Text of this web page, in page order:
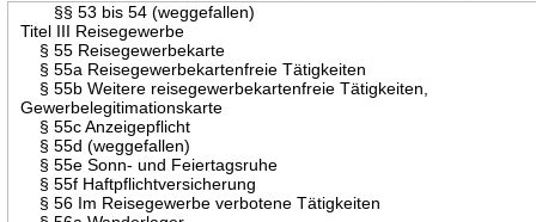
§§ 53 bis 54 (weggefallen)
Titel III Reisegewerbe
§ 55 Reisegewerbekarte
§ 55a Reisegewerbekartenfreie Tätigkeiten
§ 55b Weitere reisegewerbekartenfreie Tätigkeiten,
Gewerbelegitimationskarte
§ 55c Anzeigepflicht
§ 55d (weggefallen)
§ 55e Sonn- und Feiertagsruhe
§ 55f Haftpflichtversicherung
§ 56 Im Reisegewerbe verbotene Tätigkeiten